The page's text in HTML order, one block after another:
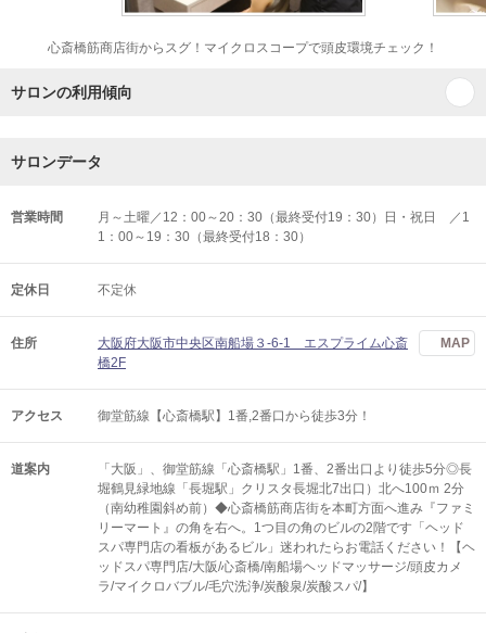
心斎橋筋商店街からスグ！マイクロスコープで頭皮環境チェック！
サロンの利用傾向
サロンデータ
営業時間
月～土曜／12：00～20：30（最終受付19：30）日・祝日 ／1
1：00～19：30（最終受付18：30）
定休日 不定休
住所
大阪府大阪市中央区南船場３-6-1 エスプライム心斎
橋2F
MAP
アクセス 御堂筋線【心斎橋駅】1番,2番口から徒歩3分！
道案内
「大阪」、御堂筋線「心斎橋駅」1番、2番出口より徒歩5分◎長
堀鶴見緑地線「長堀駅」クリスタ長堀北7出口）北へ100ｍ 2分
（南幼稚園斜め前）◆心斎橋筋商店街を本町方面へ進み『ファミ
リーマート』の角を右へ。1つ目の角のビルの2階です「ヘッド
スパ専門店の看板があるビル」迷われたらお電話ください！【ヘ
ッドスパ専門店/大阪/心斎橋/南船場ヘッドマッサージ/頭皮カメ
ラ/マイクロバブル/毛穴洗浄/炭酸泉/炭酸スパ/】